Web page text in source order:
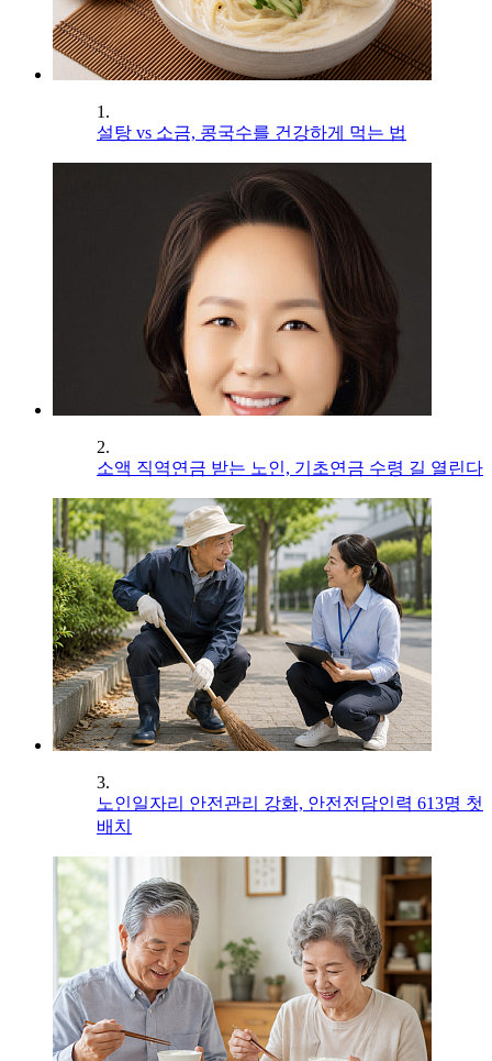
1.
설탕 vs 소금, 콩국수를 건강하게 먹는 법
2.
소액 직역연금 받는 노인, 기초연금 수령 길 열린다
3.
노인일자리 안전관리 강화, 안전전담인력 613명 첫
배치